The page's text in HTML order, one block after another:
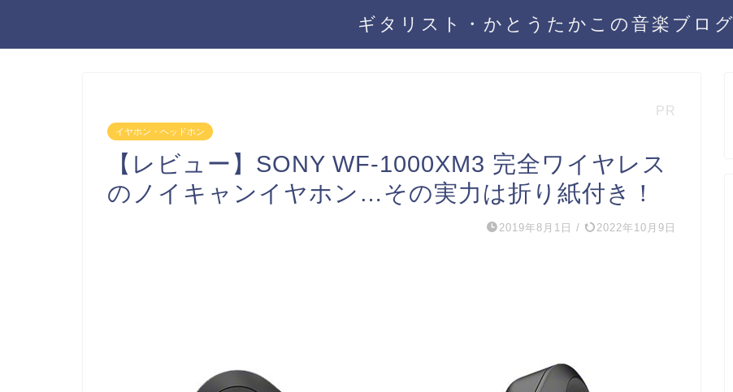
ギタリスト・かとうたかこの音楽ブログ
PR
イヤホン・ヘッドホン
【レビュー】SONY WF-1000XM3 完全ワイヤレス
のノイキャンイヤホン…その実力は折り紙付き！
2019年8月1日 / 2022年10月9日